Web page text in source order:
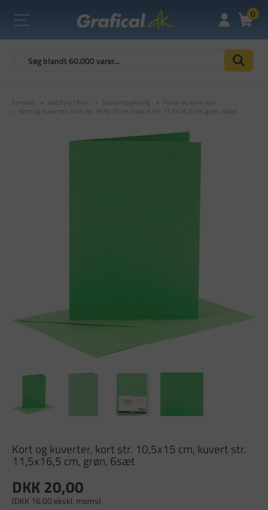
0
Forside Hobbyartikler Gaveindpakning
Farvede kuverter
Kort og kuverter, kort str. 10,5x15 cm, kuvert str. 11,5x16,5 cm, grøn, 6sæt
Kort og kuverter, kort str. 10,5x15 cm, kuvert str.
11,5x16,5 cm, grøn, 6sæt
DKK 20,00
(DKK 16,00 ekskl. moms)